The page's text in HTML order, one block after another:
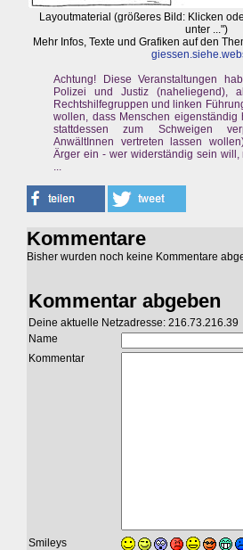
Layoutmaterial (größeres Bild: Klicken
unter ...")
Mehr Infos, Texte und Grafiken auf den
Achtung! Diese Veranstaltungen
Polizei und Justiz (naheliegend),
Rechtshilfegruppen und linken
wollen, dass Menschen eigenständig
stattdessen zum Schweigen
AnwältInnen vertreten lassen
Ärger ein - wer widerständig sein will,
...
Kommentare
Bisher wurden noch keine Kommentare
Kommentar abgeben
Deine aktuelle Netzadresse: 216.73.216.39
Name
Kommentar
Smileys